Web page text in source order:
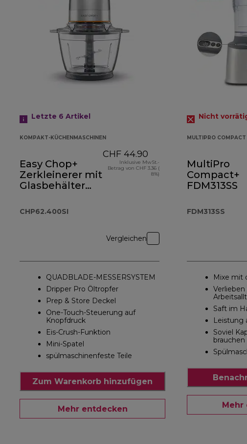
Letzte 6 Artikel
KOMPAKT-KÜCHENMASCHINEN
Easy Chop+
Zerkleinerer mit
Glasbehälter
CHP62.400SI
CHF 44.90
Inklusive MwSt.-
Betrag von CHF 3.36 (
8%)
Vergleichen
QUADBLADE-MESSERSYSTEM
Dripper Pro Öltropfer
Prep & Store Deckel
One-Touch-Steuerung auf
Knopfdruck
Eis-Crush-Funktion
Mini-Spatel
spülmaschinenfeste Teile
Zum Warenkorb hinzufügen
Mehr entdecken
Nicht
MULTIPRO COMPACT
MultiPro
Compact+
FDM313SS
FDM313SS
Mixe mit
Saft im
Leistung
Soviel
brauchen
Mehr